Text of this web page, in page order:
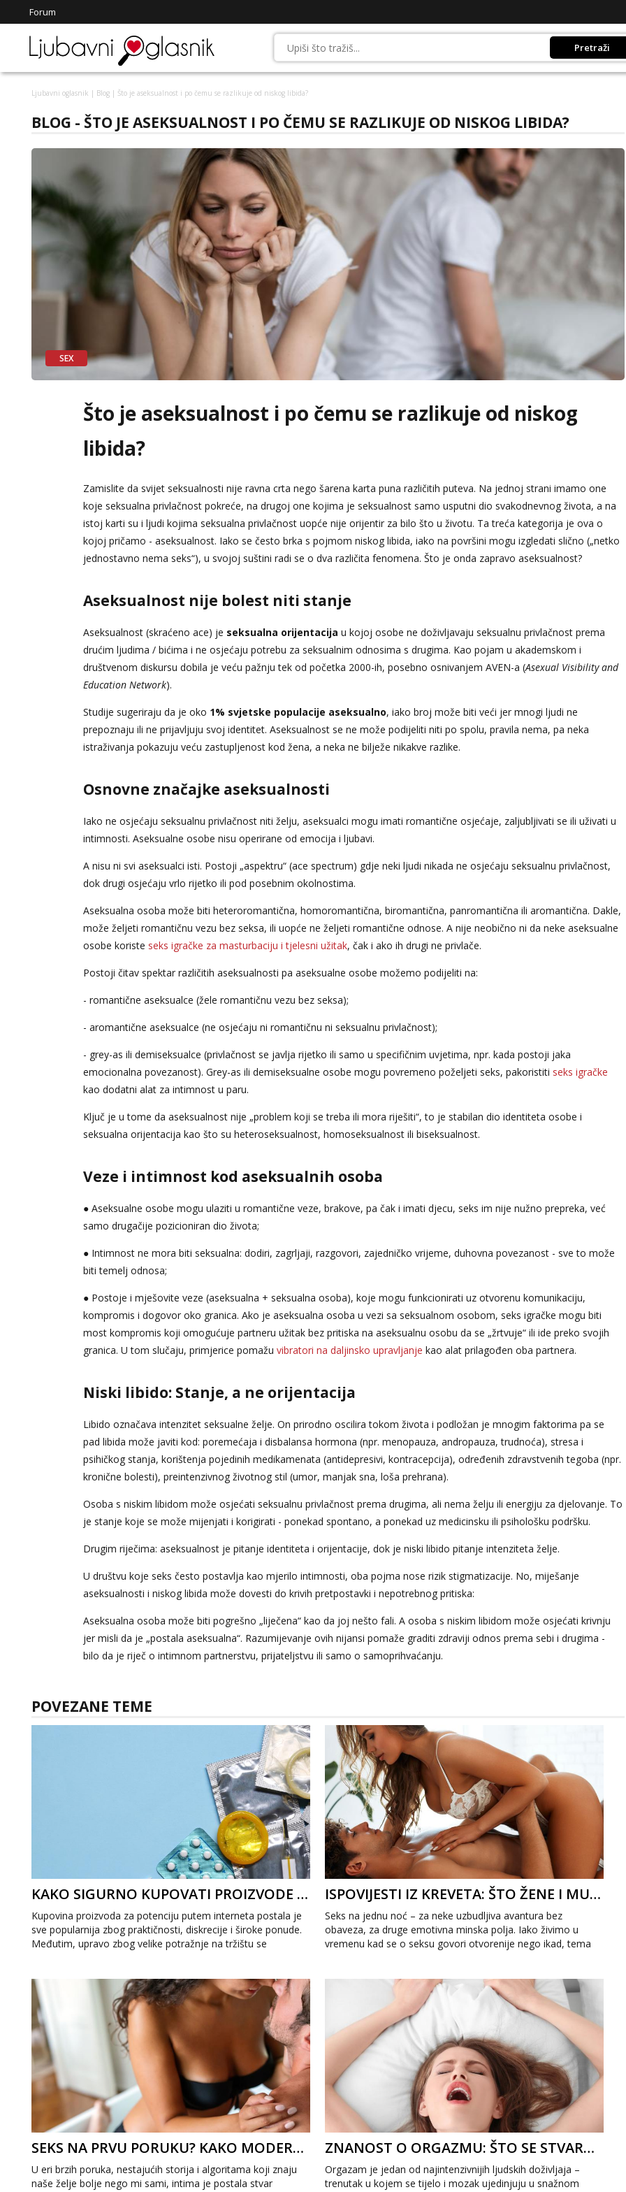
Forum
Pretraži
Ljubavni oglasnik | Blog | Što je aseksualnost i po čemu se razlikuje od niskog libida?
BLOG - ŠTO JE ASEKSUALNOST I PO ČEMU SE RAZLIKUJE OD NISKOG LIBIDA?
SEX
Što je aseksualnost i po čemu se razlikuje od niskog
libida?
Zamislite da svijet seksualnosti nije ravna crta nego šarena karta puna različitih puteva. Na jednoj strani imamo one
koje seksualna privlačnost pokreće, na drugoj one kojima je seksualnost samo usputni dio svakodnevnog života, a na
istoj karti su i ljudi kojima seksualna privlačnost uopće nije orijentir za bilo što u životu. Ta treća kategorija je ova o
kojoj pričamo - aseksualnost. Iako se često brka s pojmom niskog libida, iako na površini mogu izgledati slično („netko
jednostavno nema seks“), u svojoj suštini radi se o dva različita fenomena. Što je onda zapravo aseksualnost?
Aseksualnost nije bolest niti stanje
Aseksualnost (skraćeno ace) je seksualna orijentacija u kojoj osobe ne doživljavaju seksualnu privlačnost prema
drućim ljudima / bićima i ne osjećaju potrebu za seksualnim odnosima s drugima. Kao pojam u akademskom i
društvenom diskursu dobila je veću pažnju tek od početka 2000-ih, posebno osnivanjem AVEN-a (Asexual Visibility and
Education Network).
Studije sugeriraju da je oko 1% svjetske populacije aseksualno, iako broj može biti veći jer mnogi ljudi ne
prepoznaju ili ne prijavljuju svoj identitet. Aseksualnost se ne može podijeliti niti po spolu, pravila nema, pa neka
istraživanja pokazuju veću zastupljenost kod žena, a neka ne bilježe nikakve razlike.
Osnovne značajke aseksualnosti
Iako ne osjećaju seksualnu privlačnost niti želju, aseksualci mogu imati romantične osjećaje, zaljubljivati se ili uživati u
intimnosti. Aseksualne osobe nisu operirane od emocija i ljubavi.
A nisu ni svi aseksualci isti. Postoji „aspektru“ (ace spectrum) gdje neki ljudi nikada ne osjećaju seksualnu privlačnost,
dok drugi osjećaju vrlo rijetko ili pod posebnim okolnostima.
Aseksualna osoba može biti heteroromantična, homoromantična, biromantična, panromantična ili aromantična. Dakle,
može željeti romantičnu vezu bez seksa, ili uopće ne željeti romantične odnose. A nije neobično ni da neke aseksualne
osobe koriste seks igračke za masturbaciju i tjelesni užitak, čak i ako ih drugi ne privlače.
Postoji čitav spektar različitih aseksualnosti pa aseksualne osobe možemo podijeliti na:
- romantične aseksualce (žele romantičnu vezu bez seksa);
- aromantične aseksualce (ne osjećaju ni romantičnu ni seksualnu privlačnost);
- grey-as ili demiseksualce (privlačnost se javlja rijetko ili samo u specifičnim uvjetima, npr. kada postoji jaka
emocionalna povezanost). Grey-as ili demiseksualne osobe mogu povremeno poželjeti seks, pakoristiti seks igračke
kao dodatni alat za intimnost u paru.
Ključ je u tome da aseksualnost nije „problem koji se treba ili mora riješiti“, to je stabilan dio identiteta osobe i
seksualna orijentacija kao što su heteroseksualnost, homoseksualnost ili biseksualnost.
Veze i intimnost kod aseksualnih osoba
● Aseksualne osobe mogu ulaziti u romantične veze, brakove, pa čak i imati djecu, seks im nije nužno prepreka, već
samo drugačije pozicioniran dio života;
● Intimnost ne mora biti seksualna: dodiri, zagrljaji, razgovori, zajedničko vrijeme, duhovna povezanost - sve to može
biti temelj odnosa;
● Postoje i mješovite veze (aseksualna + seksualna osoba), koje mogu funkcionirati uz otvorenu komunikaciju,
kompromis i dogovor oko granica. Ako je aseksualna osoba u vezi sa seksualnom osobom, seks igračke mogu biti
most kompromis koji omogućuje partneru užitak bez pritiska na aseksualnu osobu da se „žrtvuje“ ili ide preko svojih
granica. U tom slučaju, primjerice pomažu vibratori na daljinsko upravljanje kao alat prilagođen oba partnera.
Niski libido: Stanje, a ne orijentacija
Libido označava intenzitet seksualne želje. On prirodno oscilira tokom života i podložan je mnogim faktorima pa se
pad libida može javiti kod: poremećaja i disbalansa hormona (npr. menopauza, andropauza, trudnoća), stresa i
psihičkog stanja, korištenja pojedinih medikamenata (antidepresivi, kontracepcija), određenih zdravstvenih tegoba (npr.
kronične bolesti), preintenzivnog životnog stil (umor, manjak sna, loša prehrana).
Osoba s niskim libidom može osjećati seksualnu privlačnost prema drugima, ali nema želju ili energiju za djelovanje. To
je stanje koje se može mijenjati i korigirati - ponekad spontano, a ponekad uz medicinsku ili psihološku podršku.
Drugim riječima: aseksualnost je pitanje identiteta i orijentacije, dok je niski libido pitanje intenziteta želje.
U društvu koje seks često postavlja kao mjerilo intimnosti, oba pojma nose rizik stigmatizacije. No, miješanje
aseksualnosti i niskog libida može dovesti do krivih pretpostavki i nepotrebnog pritiska:
Aseksualna osoba može biti pogrešno „liječena“ kao da joj nešto fali. A osoba s niskim libidom može osjećati krivnju
jer misli da je „postala aseksualna“. Razumijevanje ovih nijansi pomaže graditi zdraviji odnos prema sebi i drugima -
bilo da je riječ o intimnom partnerstvu, prijateljstvu ili samo o samoprihvaćanju.
POVEZANE TEME
KAKO SIGURNO KUPOVATI PROIZVODE ZA POTENCIJU ONLINE?
Kupovina proizvoda za potenciju putem interneta postala je
sve popularnija zbog praktičnosti, diskrecije i široke ponude.
Međutim, upravo zbog velike potražnje na tržištu se
ISPOVIJESTI IZ KREVETA: ŠTO ŽENE I MUŠKARCI STVARNO MISLE O SEKSU NA JEDNU NOĆ
Seks na jednu noć – za neke uzbudljiva avantura bez
obaveza, za druge emotivna minska polja. Iako živimo u
vremenu kad se o seksu govori otvorenije nego ikad, tema
SEKS NA PRVU PORUKU? KAKO MODERNA KOMUNIKACIJA MIJENJA NAŠU INTIMU
U eri brzih poruka, nestajućih storija i algoritama koji znaju
naše želje bolje nego mi sami, intima je postala stvar
ZNANOST O ORGAZMU: ŠTO SE STVARNO DOGAĐA U TVOM MOZGU I TIJELU
Orgazam je jedan od najintenzivnijih ljudskih doživljaja –
trenutak u kojem se tijelo i mozak ujedinjuju u snažnom